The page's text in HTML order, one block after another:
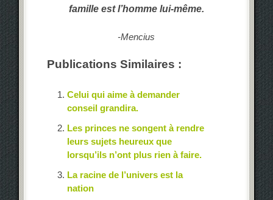
famille est l’homme lui-même.
-Mencius
Publications Similaires :
Celui qui aime à demander
conseil grandira.
Les princes ne songent à rendre
leurs sujets heureux que
lorsqu’ils n’ont plus rien à faire.
La racine de l’univers est la
nation